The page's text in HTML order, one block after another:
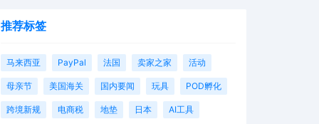
推荐标签
马来西亚 PayPal 法国 卖家之家 活动
母亲节 美国海关 国内要闻 玩具 POD孵化
跨境新规 电商税 地垫 日本 AI工具